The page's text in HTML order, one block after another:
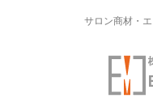
サロン商材・